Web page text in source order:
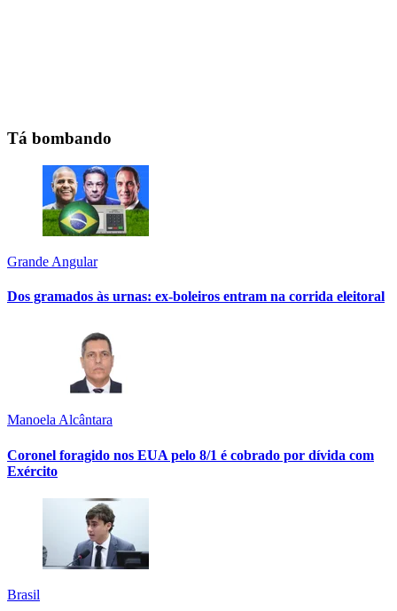
Tá bombando
Grande Angular
Dos gramados às urnas: ex-boleiros entram na corrida eleitoral
Manoela Alcântara
Coronel foragido nos EUA pelo 8/1 é cobrado por dívida com
Exército
Brasil